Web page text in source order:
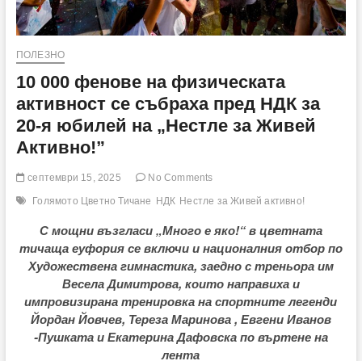
ПОЛЕЗНО
10 000 фенове на физическата
активност се събраха пред НДК за
20-я юбилей на „Нестле за Живей
Активно!”
септември 15, 2025 No Comments
Голямото Цветно Тичане НДК Нестле за Живей активно!
С мощни възгласи „Много е яко!“ в цветната
тичаща еуфория се включи и националния отбор по
Художествена гимнастика, заедно с треньора им
Весела Димитрова, които направиха и
импровизирана тренировка на спортните легенди
Йордан Йовчев, Тереза Маринова , Евгени Иванов
-Пушката и Екатерина Дафовска по въртене на
лента